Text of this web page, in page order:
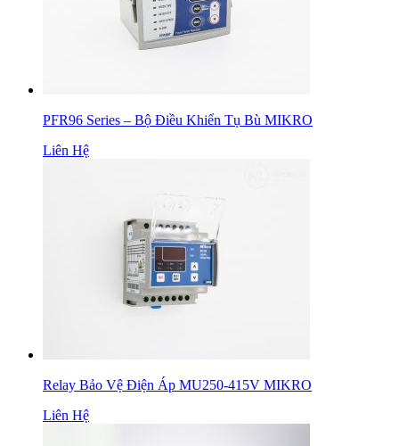
PFR96 Series – Bộ Điều Khiển Tụ Bù MIKRO
Liên Hệ
Relay Bảo Vệ Điện Áp MU250-415V MIKRO
Liên Hệ